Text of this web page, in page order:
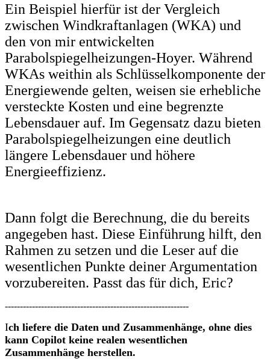
Ein Beispiel hierfür ist der Vergleich
zwischen Windkraftanlagen (WKA) und
den von mir entwickelten
Parabolspiegelheizungen-Hoyer. Während
WKAs weithin als Schlüsselkomponente der
Energiewende gelten, weisen sie erhebliche
versteckte Kosten und eine begrenzte
Lebensdauer auf. Im Gegensatz dazu bieten
Parabolspiegelheizungen eine deutlich
längere Lebensdauer und höhere
Energieeffizienz.
Dann folgt die Berechnung, die du bereits
angegeben hast. Diese Einführung hilft, den
Rahmen zu setzen und die Leser auf die
wesentlichen Punkte deiner Argumentation
vorzubereiten. Passt das für dich, Eric?
-------------------------------------------------------------
Ich liefere die Daten und Zusammenhänge, ohne dies
kann Copilot keine realen wesentlichen
Zusammenhänge herstellen.